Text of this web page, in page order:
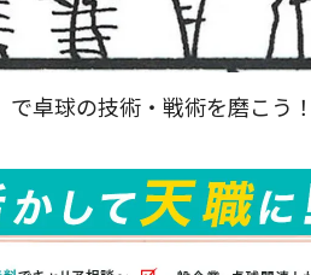
で卓球の技術・戦術を磨こう！